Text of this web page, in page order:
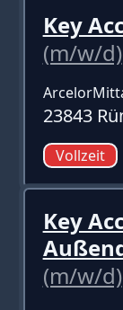
Key
(m/w/d)
23843
Vollzeit
Key
(m/w/d)